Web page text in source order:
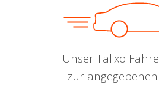
Unser Talixo
zur